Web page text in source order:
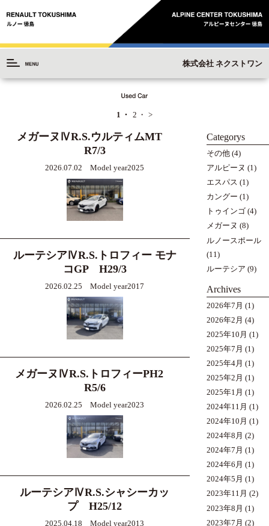
株式会社 ネクストワン
1 2 >
メガーヌⅣR.S.ウルティムMT
R7/3
2026.07.02 Model year2025
ルーテシアⅣR.S.トロフィー モナ
コGP H29/3
2026.02.25 Model year2017
メガーヌⅣR.S.トロフィーPH2
R5/6
2026.02.25 Model year2023
ルーテシアⅣR.S.シャシーカッ
プ H25/12
2025.04.18 Model year2013
Categorys
その他 (4)
アルピーヌ (1)
エスパス (1)
カングー (1)
トゥインゴ (4)
メガーヌ (8)
ルノースポール
(11)
ルーテシア (9)
Archives
2026年7月 (1)
2026年2月 (4)
2025年10月 (1)
2025年7月 (1)
2025年4月 (1)
2025年2月 (1)
2025年1月 (1)
2024年11月 (1)
2024年10月 (1)
2024年8月 (2)
2024年7月 (1)
2024年6月 (1)
2024年5月 (1)
2023年11月 (2)
2023年8月 (1)
2023年7月 (2)